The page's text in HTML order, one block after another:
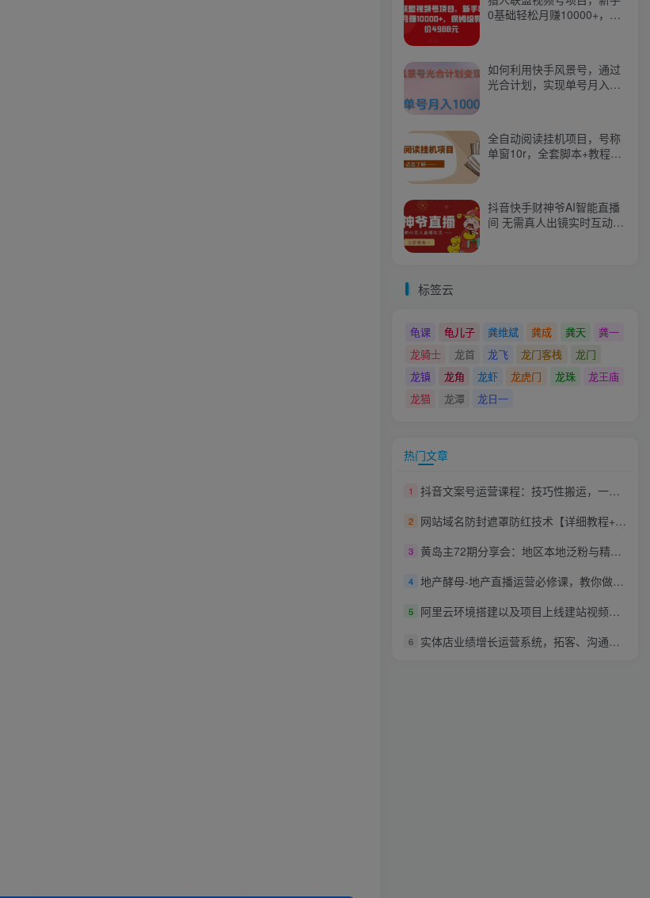
0基础轻松月赚10000+，保
如何利用快手风景号，通过
光合计划，实现单号月入
全自动阅读挂机项目，号称
单窗10r，全套脚本+教程，
抖音快手财神爷AI智能直播
间 无需真人出镜实时互动
标签云
龟课 龟儿子 龚维斌 龚成 龚天
龚一
龙骑士
龙首 龙飞 龙门客栈
龙门
龙镇
龙角 龙虾 龙虎门 龙珠
龙王庙
龙猫
龙潭 龙日一
热门文章
1 抖音文案号运营课程：技巧性搬运，一个视频多次热门，逐步变现
2 网站域名防封遮罩防红技术【详细教程+源码】
3 黄岛主72期分享会：地区本地泛粉与精准粉引流玩法大解析（视频+图片）
4 地产酵母-地产直播运营必修课，教你做能变现的地产号（直播运营实操+投放+变现合集）
5 阿里云环境搭建以及项目上线建站视频教学
6 实体店业绩增长运营系统，拓客、沟通、成交、转介绍